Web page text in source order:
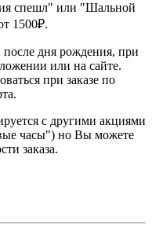
спешл" или "Шальной
1500₽.
дня рождения, при
или на сайте.
при заказе по
с другими акциями
часы") но Вы можете
заказа.